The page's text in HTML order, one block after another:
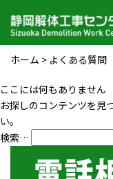
ホーム > よくある質問
ここには何もありません
お探しのコンテンツを見
い。
検索…